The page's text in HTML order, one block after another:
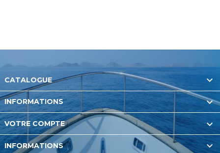
CATALOGUE 
INFORMATIONS 
VOTRE COMPTE 
INFORMATIONS 